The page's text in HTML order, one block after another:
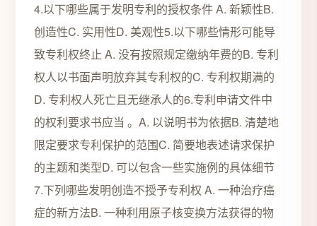
4.以下哪些属于发明专利的授权条件 A. 新颖性B.
创造性C. 实用性D. 美观性5.以下哪些情形可能导
致专利权终止 A. 没有按照规定缴纳年费的B. 专利
权人以书面声明放弃其专利权的C. 专利权期满的
D. 专利权人死亡且无继承人的6.专利申请文件中
的权利要求书应当 。A. 以说明书为依据B. 清楚地
限定要求专利保护的范围C. 简要地表述请求保护
的主题和类型D. 可以包含一些实施例的具体细节
7.下列哪些发明创造不授予专利权 A. 一种治疗癌
症的新方法B. 一种利用原子核变换方法获得的物